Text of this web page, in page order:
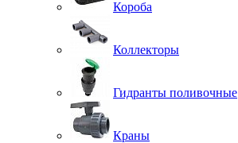
Короба
Коллекторы
Гидранты поливочные
Краны